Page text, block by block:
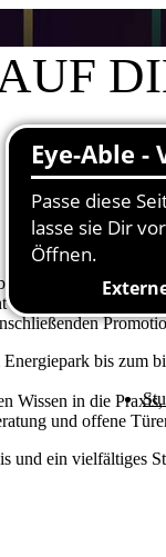
Gründe für
Vertiefte Praxis
Weiterbildung
Zielen.
sich, über ein
bis zum
Wissen in die
und offene
und ein vielfältiges